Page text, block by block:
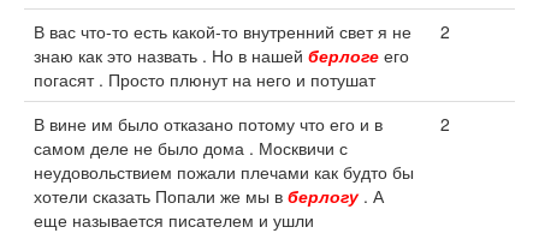
В вас что-то есть какой-то внутренний свет я не
знаю как это назвать . Но в нашей берлоге его
погасят . Просто плюнут на него и потушат
2
В вине им было отказано потому что его и в
самом деле не было дома . Москвичи с
неудовольствием пожали плечами как будто бы
хотели сказать Попали же мы в берлогу. А
еще называется писателем и ушли
2